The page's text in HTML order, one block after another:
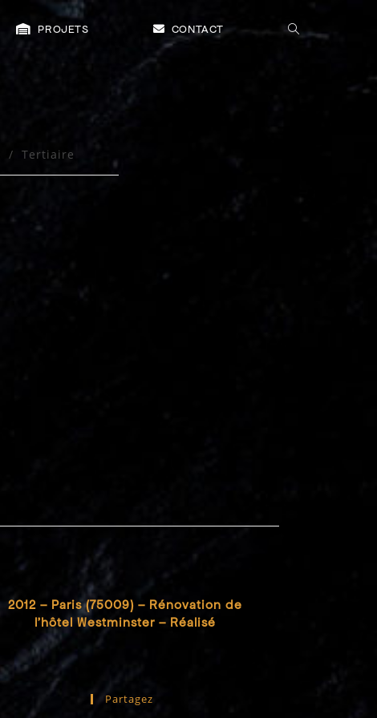
PROJETS CONTACT TOGGLE
/ Tertiaire
2012 – Paris (75009) – Rénovation de
l’hôtel Westminster – Réalisé
Partagez